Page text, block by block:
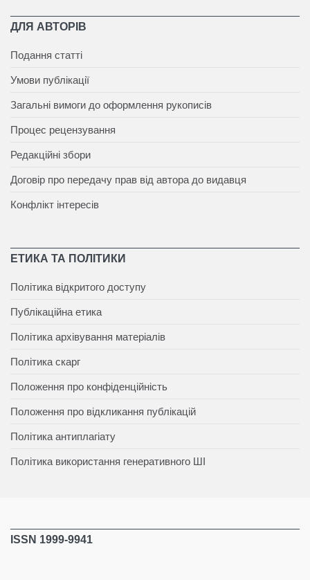
ДЛЯ АВТОРІВ
Подання статті
Умови публікації
Загальні вимоги до оформлення рукописів
Процес рецензування
Редакційні збори
Договір про передачу прав від автора до видавця
Конфлікт інтересів
ЕТИКА ТА ПОЛІТИКИ
Політика відкритого доступу
Публікаційна етика
Політика архівування матеріалів
Політика скарг
Положення про конфіденційність
Положення про відкликання публікацій
Політика антиплагіату
Політика використання генеративного ШІ
ISSN 1999-9941